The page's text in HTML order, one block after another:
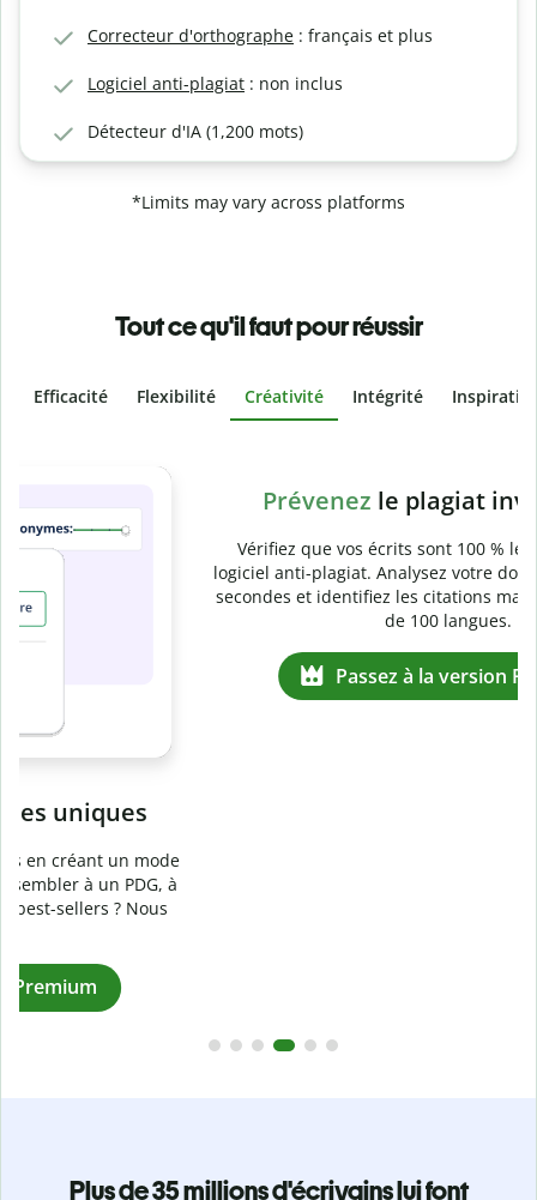
Correcteur d'orthographe : français et plus
Logiciel anti-plagiat : non inclus
Détecteur d'IA (1,200 mots)
*Limits may vary across platforms
Tout ce qu'il faut pour réussir
Efficacité Flexibilité Créativité Intégrité
Prévenez
Vérifiez que vos écrits sont 100 % les vôtres grâce au
logiciel anti-plagiat. Analysez votre document en quelques
secondes et identifiez les citations manquantes dans plus
Plus de 35 millions d'écrivains lui font